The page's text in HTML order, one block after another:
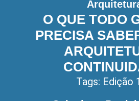
O QUE TODO
PRECISA
Tags: Edição